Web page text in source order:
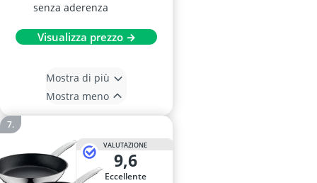
senza aderenza
Visualizza prezzo →
Mostra di più
Mostra meno
VALUTAZIONE
9,6
Eccellente